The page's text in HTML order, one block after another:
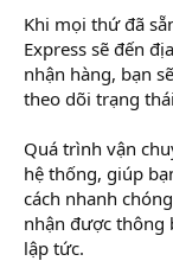
Khi mọi thứ đã
Express sẽ đến
nhận hàng, bạn
theo dõi trạng
Quá trình vận
hệ thống, giúp
cách nhanh
nhận được thông
lập tức.